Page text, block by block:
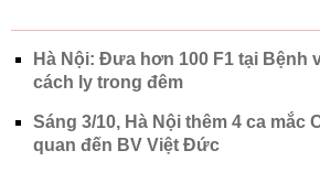
Hà Nội: Đưa hơn 100 F1 tại Bệnh
cách ly trong đêm
Sáng 3/10, Hà Nội thêm 4 ca mắc
quan đến BV Việt Đức